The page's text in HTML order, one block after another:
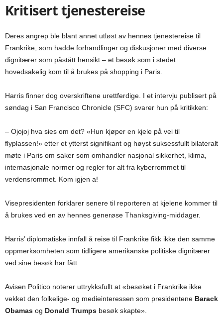
Kritisert tjenestereise
Deres angrep ble blant annet utløst av hennes tjenestereise til
Frankrike, som hadde forhandlinger og diskusjoner med diverse
dignitærer som påstått hensikt – et besøk som i stedet
hovedsakelig kom til å brukes på shopping i Paris.
Harris finner dog overskriftene urettferdige. I et intervju publisert på
søndag i San Francisco Chronicle (SFC) svarer hun på kritikken:
– Ojojoj hva sies om det? «Hun kjøper en kjele på vei til
flyplassen!» etter et ytterst signifikant og høyst suksessfullt bilateralt
møte i Paris om saker som omhandler nasjonal sikkerhet, klima,
internasjonale normer og regler for alt fra kyberrommet til
verdensrommet. Kom igjen a!
Visepresidenten forklarer senere til reporteren at kjelene kommer til
å brukes ved en av hennes generøse Thanksgiving-middager.
Harris’ diplomatiske innfall å reise til Frankrike fikk ikke den samme
oppmerksomheten som tidligere amerikanske politiske dignitærer
ved sine besøk har fått.
Avisen Politico noterer uttrykksfullt at «besøket i Frankrike ikke
vekket den folkelige- og medieinteressen som presidentene Barack
Obamas og Donald Trumps besøk skapte».